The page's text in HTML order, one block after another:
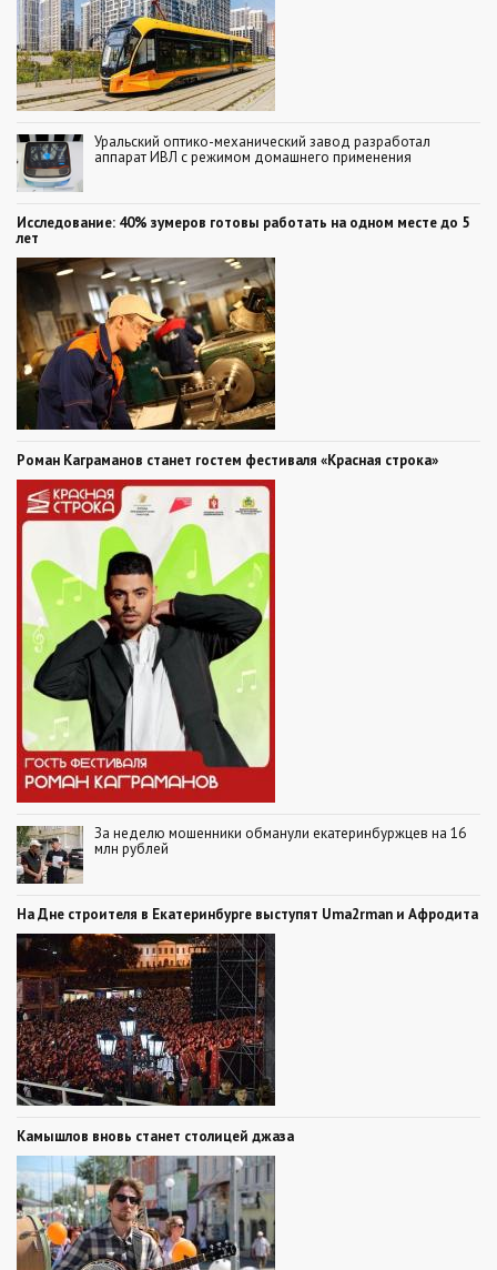
Уральский оптико-механический завод разработал
аппарат ИВЛ с режимом домашнего применения
Исследование: 40% зумеров готовы работать на одном месте до 5
лет
Роман Каграманов станет гостем фестиваля «Красная строка»
За неделю мошенники обманули екатеринбуржцев на 16
млн рублей
На Дне строителя в Екатеринбурге выступят Uma2rman и Афродита
Камышлов вновь станет столицей джаза